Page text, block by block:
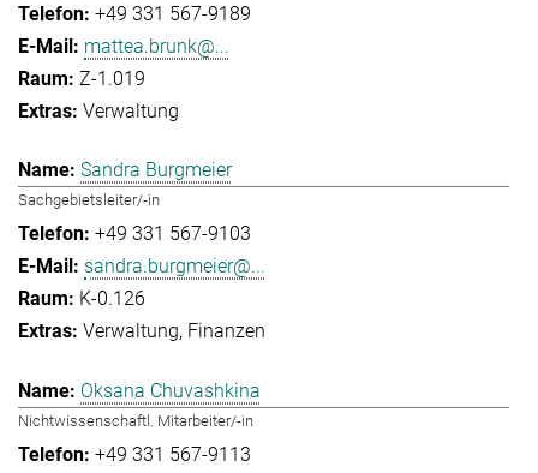
+49 331 567-9189
mattea.brunk@...
Z-1.019
Verwaltung
Sandra Burgmeier
Sachgebietsleiter/-in
+49 331 567-9103
sandra.burgmeier@...
K-0.126
Verwaltung Finanzen
Oksana Chuvashkina
Nichtwissenschaftl. Mitarbeiter/-in
+49 331 567-9113